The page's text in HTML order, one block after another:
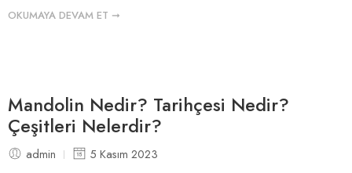
OKUMAYA DEVAM ET ➞
Mandolin Nedir? Tarihçesi Nedir?
Çeşitleri Nelerdir?
admin
5 Kasım 2023